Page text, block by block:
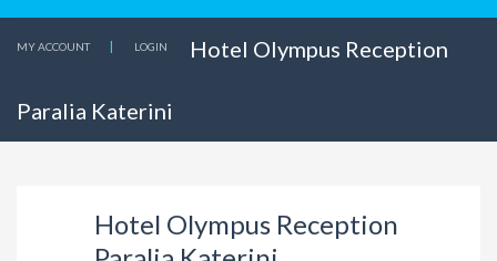
MY ACCOUNT LOGIN Hotel Olympus Reception
Paralia Katerini
Hotel Olympus Reception